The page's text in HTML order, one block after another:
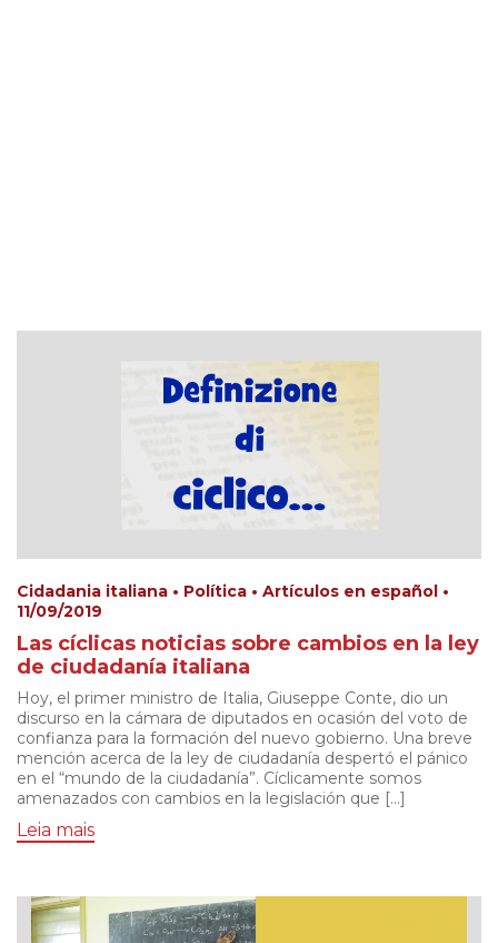
Cidadania italiana • Política • Artículos en español •
11/09/2019
Las cíclicas noticias sobre cambios en la ley
de ciudadanía italiana
Hoy, el primer ministro de Italia, Giuseppe Conte, dio un
discurso en la cámara de diputados en ocasión del voto de
confianza para la formación del nuevo gobierno. Una breve
mención acerca de la ley de ciudadanía despertó el pánico
en el “mundo de la ciudadanía”. Cíclicamente somos
amenazados con cambios en la legislación que […]
Leia mais